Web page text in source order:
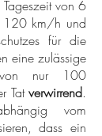
von 6
120 km/h und
für die
eine zulässige
von nur 100
Tatverwirrend.
vom
dass ein